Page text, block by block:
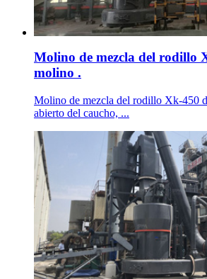
Molino de mezcla del rodillo
molino .
Molino de mezcla del rodillo Xk-450
abierto del caucho, ...